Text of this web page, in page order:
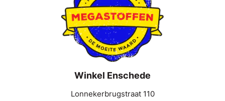
Winkel Enschede
Lonnekerbrugstraat 110